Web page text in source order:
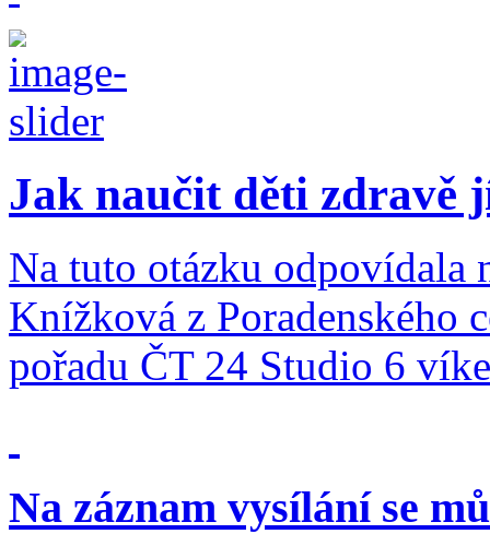
Jak naučit děti zdravě
Na tuto otázku odpovídala
Knížková z Poradenského
pořadu ČT 24 Studio 6
Na záznam vysílání se